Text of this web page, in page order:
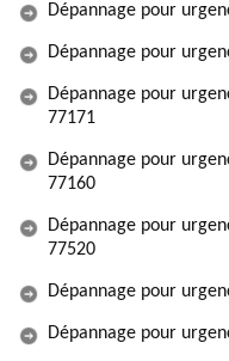
Dépannage pour
Dépannage pour
Dépannage pour
77171
Dépannage pour
77160
Dépannage pour
77520
Dépannage pour
Dépannage pour